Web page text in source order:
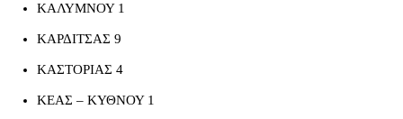
ΚΑΛΥΜΝΟΥ 1
ΚΑΡΔΙΤΣΑΣ 9
ΚΑΣΤΟΡΙΑΣ 4
ΚΕΑΣ – ΚΥΘΝΟΥ 1